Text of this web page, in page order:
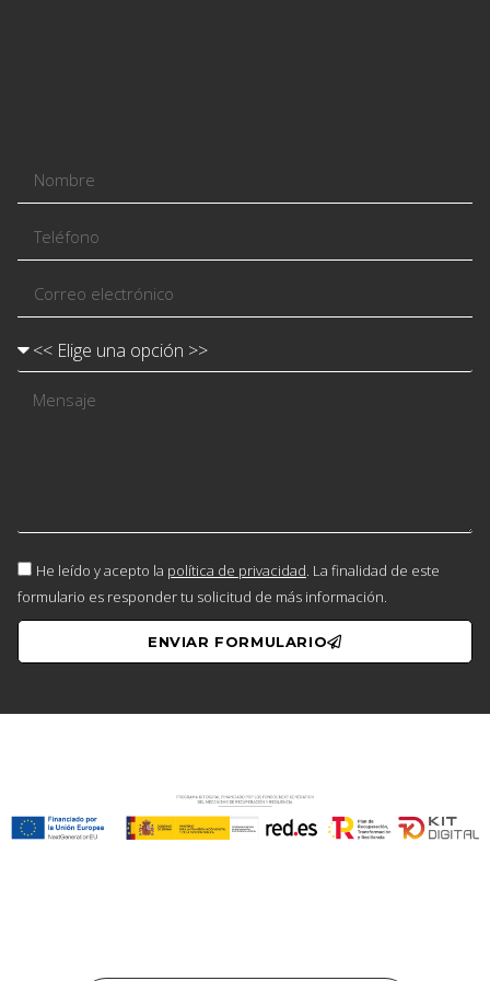
He leído y acepto la política de privacidad. La finalidad de este
formulario es responder tu solicitud de más información.
ENVIAR FORMULARIO